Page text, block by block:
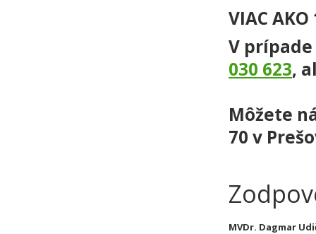
VIAC AKO
V
030 623,
Môžete
70 v
MVDr. Dagmar